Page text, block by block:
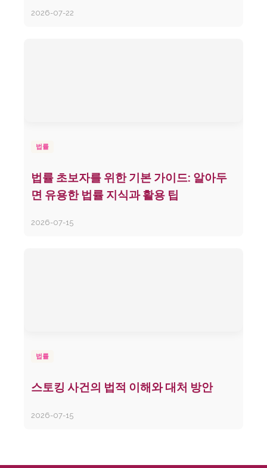
2026-07-22
법률
법률 초보자를 위한 기본 가이드: 알아두
면 유용한 법률 지식과 활용 팁
2026-07-15
법률
스토킹 사건의 법적 이해와 대처 방안
2026-07-15